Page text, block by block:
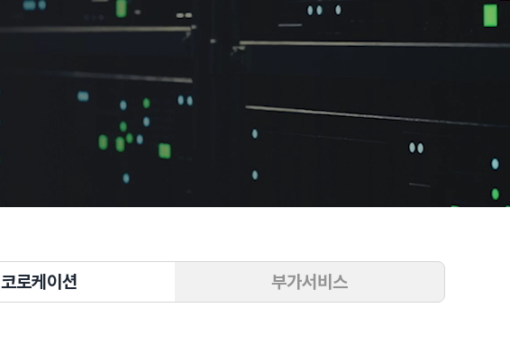
코로케이션 부가서비스